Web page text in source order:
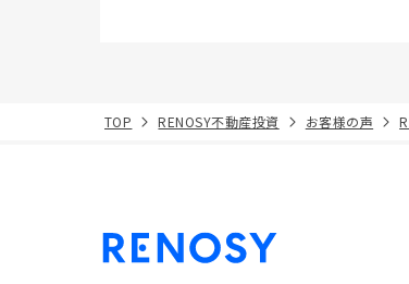
TOP RENOSY不動産投資 お客様の声